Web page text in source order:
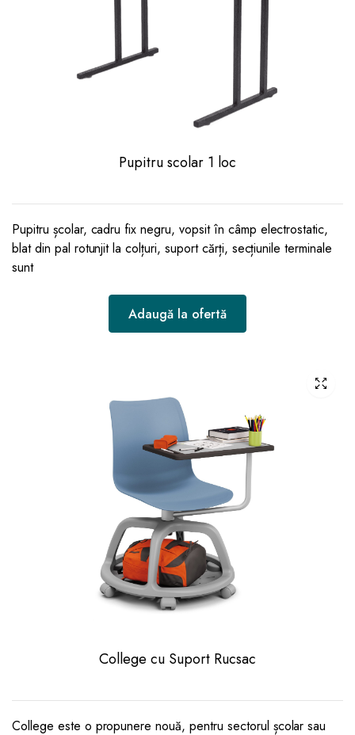
Pupitru scolar 1 loc
Pupitru școlar, cadru fix negru, vopsit în câmp electrostatic,
blat din pal rotunjit la colțuri, suport cărți, secțiunile terminale
sunt
Adaugă la ofertă
College cu Suport Rucsac
College este o propunere nouă, pentru sectorul școlar sau